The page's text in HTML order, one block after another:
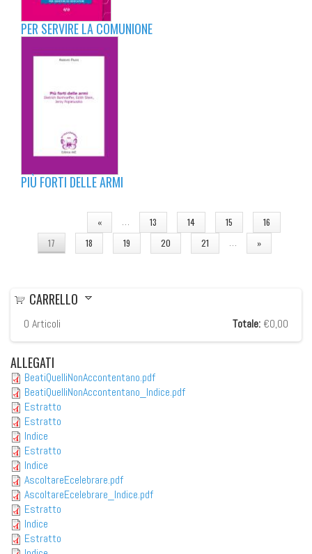
PER SERVIRE LA COMUNIONE
PIÙ FORTI DELLE ARMI
« … 13 14 15
16
17
18 19 20 21 … »
CARRELLO
0 Articoli Totale: €0,00
ALLEGATI
BeatiQuelliNonAccontentano.pdf
BeatiQuelliNonAccontentano_Indice.pdf
Estratto
Estratto
Indice
Estratto
Indice
AscoltareEcelebrare.pdf
AscoltareEcelebrare_Indice.pdf
Estratto
Indice
Estratto